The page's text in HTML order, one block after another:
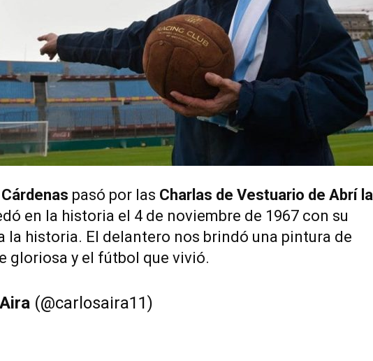
pasó por las Charlas de Vestuario de Abrí la
en la historia el 4 de noviembre de 1967 con su
la historia. El delantero nos brindó una pintura de
gloriosa y el fútbol que vivió.
(@carlosaira11)